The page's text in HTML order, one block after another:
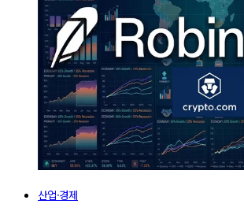
산업·경제